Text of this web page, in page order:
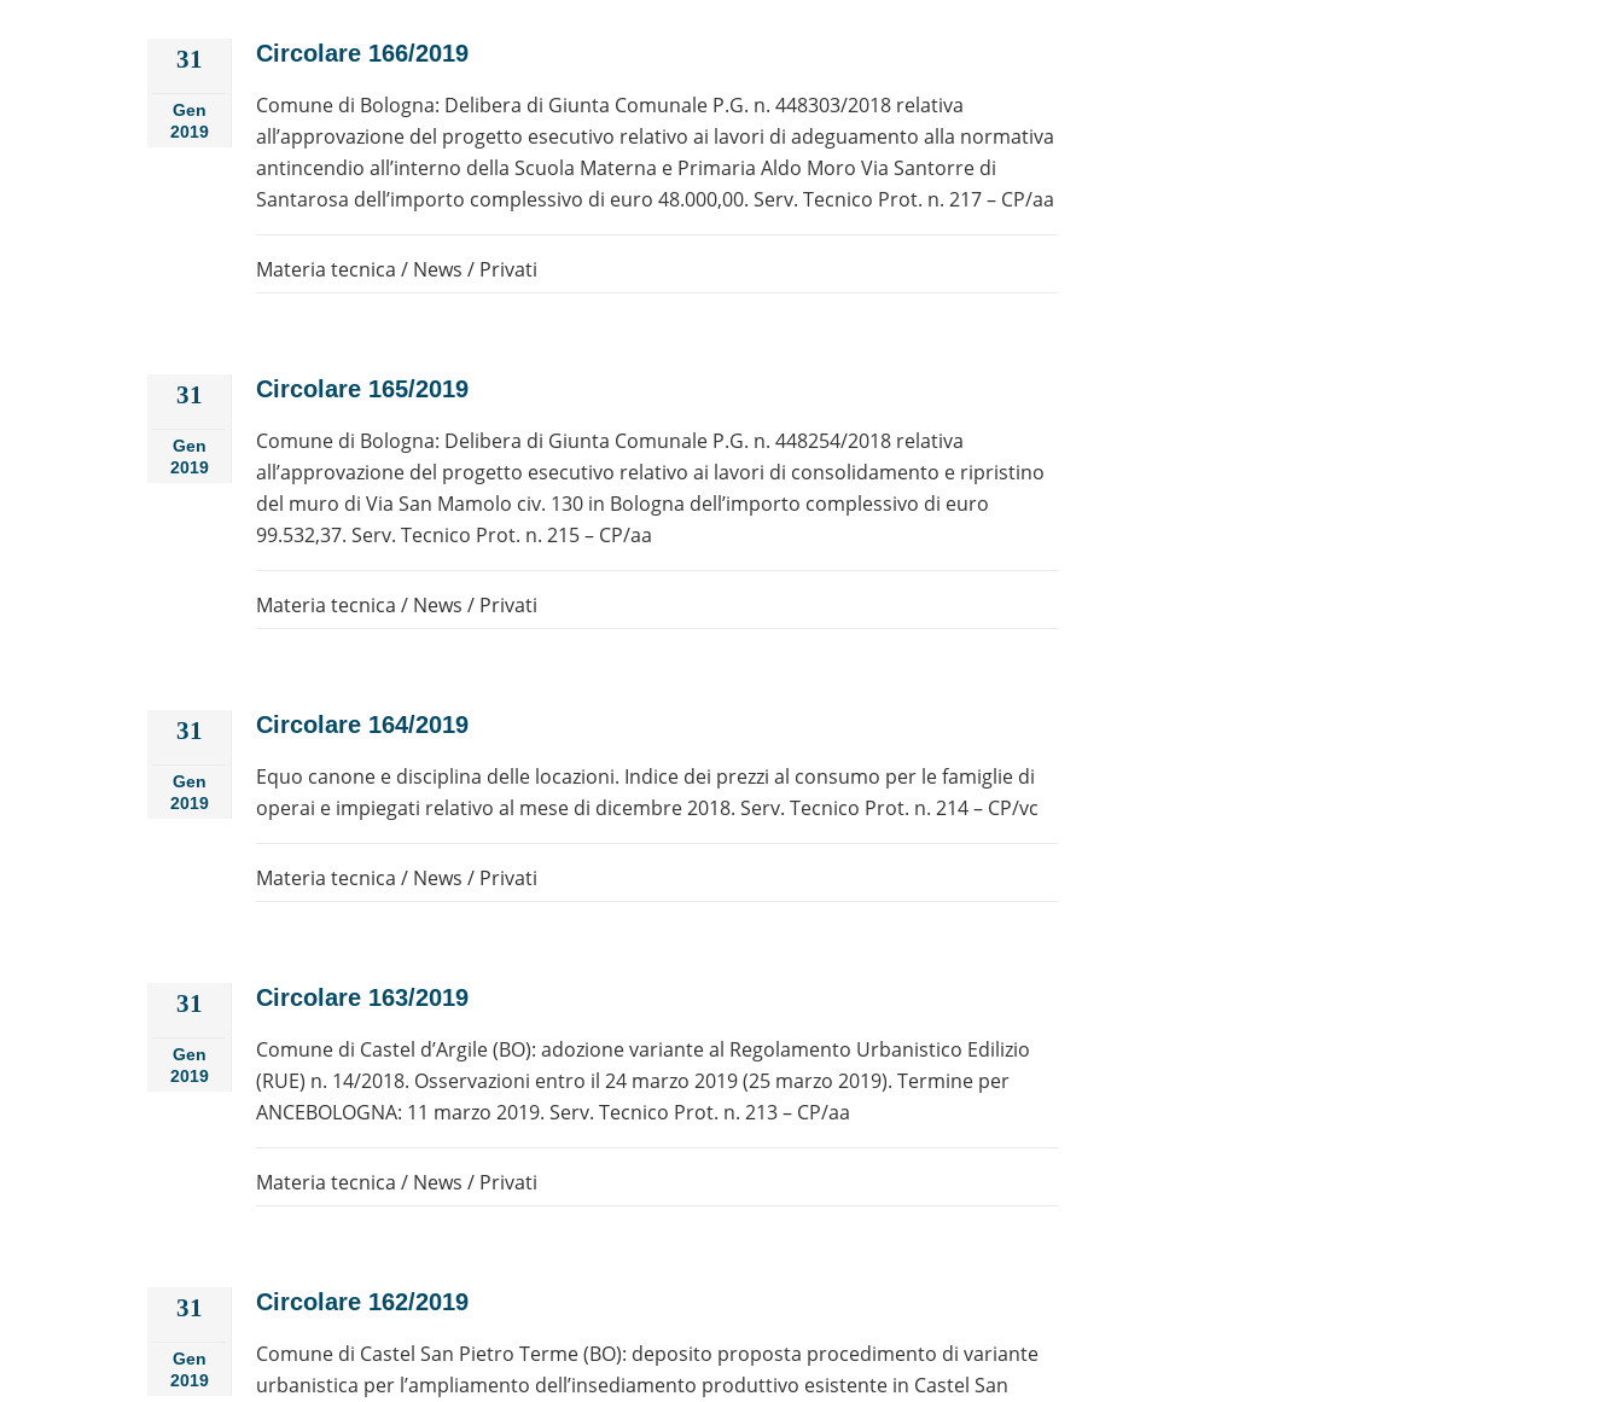
31
Gen
2019
Circolare 166/2019
Comune di Bologna: Delibera di Giunta Comunale P.G. n. 448303/2018 relativa
all’approvazione del progetto esecutivo relativo ai lavori di adeguamento alla normativa
antincendio all’interno della Scuola Materna e Primaria Aldo Moro Via Santorre di
Santarosa dell’importo complessivo di euro 48.000,00. Serv. Tecnico Prot. n. 217 – CP/aa
Materia tecnica / News / Privati
31
Gen
2019
Circolare 165/2019
Comune di Bologna: Delibera di Giunta Comunale P.G. n. 448254/2018 relativa
all’approvazione del progetto esecutivo relativo ai lavori di consolidamento e ripristino
del muro di Via San Mamolo civ. 130 in Bologna dell’importo complessivo di euro
99.532,37. Serv. Tecnico Prot. n. 215 – CP/aa
Materia tecnica / News / Privati
31
Gen
2019
Circolare 164/2019
Equo canone e disciplina delle locazioni. Indice dei prezzi al consumo per le famiglie di
operai e impiegati relativo al mese di dicembre 2018. Serv. Tecnico Prot. n. 214 – CP/vc
Materia tecnica / News / Privati
31
Gen
2019
Circolare 163/2019
Comune di Castel d’Argile (BO): adozione variante al Regolamento Urbanistico Edilizio
(RUE) n. 14/2018. Osservazioni entro il 24 marzo 2019 (25 marzo 2019). Termine per
ANCEBOLOGNA: 11 marzo 2019. Serv. Tecnico Prot. n. 213 – CP/aa
Materia tecnica / News / Privati
31
Gen
2019
Circolare 162/2019
Comune di Castel San Pietro Terme (BO): deposito proposta procedimento di variante
urbanistica per l’ampliamento dell’insediamento produttivo esistente in Castel San